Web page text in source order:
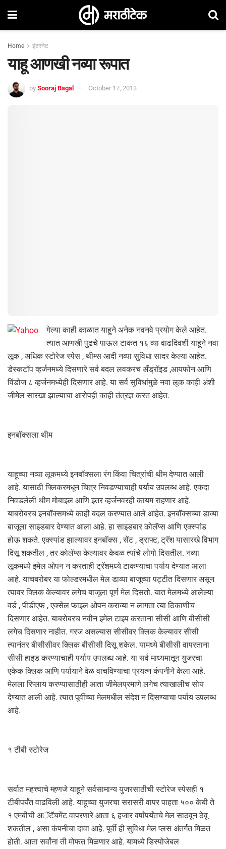
Home इंटरनेट
याहू आणखी नव्या रूपात
by Sooraj Bagal October 17, 2013
गेल्या काही काळात याहूने अनेक नवनवे प्रयोग केले आहेत.
त्यात आणखी पुढचे पाऊल टाकत १६ व्या वाढदिवशी याहूने नवा
लूक , अधिक स्टोरेज स्पेस , थीम्स आदी नव्या सुविधा सादर केल्या आहेत.
डेस्कटॉप व्हर्जनमध्ये दिसणारे सर्व बदल लवकरच अँड्रॉइड ,आयफोन आणि
विंडोज ८ व्हर्जनमध्येही दिसणार आहे. या सर्व सुविधांमुळे नवा लूक काही अंशी
जीमेल सारखा झाल्याचा आरोपही काही तंत्रज्ञ करत आहेत.
इनबॉक्सला थीम
याहूच्या नव्या लूकमध्ये इनबॉक्सला रंग किंवा चित्रांची थीम देण्यात आली
आहे. यासाठी फ्लिकरमधून चित्र निवडण्याचाही पर्याय उपलब्ध आहे. एकदा
निवडलेली थीम मोबाइल आणि इतर व्हर्जनवरही कायम राहणार आहे.
याबरोबरच इनबॉक्समध्ये काही बदल करण्यात आले आहेत. इनबॉक्सच्या डाव्या
बाजूला साइडबार देण्यात आला आहे. हा साइडबार कोलॅप्स आणि एक्स्पांड
होऊ शकते. एक्स्पांड झाल्यावर इनबॉक्स , सेंट , ड्राफ्ट, ट्रॅश यासारखे विभाग
दिसू शकतील , तर कोलॅप्स केल्यावर केवळ त्यांचे लोगो दिसतील. नव्या
लूकमध्ये इमेल ओपन न करताही ट्रॅशमध्ये टाकण्याचा पर्याय देण्यात आला
आहे. याचबरोबर या फोल्डरमधील मेल डाव्या बाजूच्या पट्टीत दिसणार असून
त्यावर क्लिक केल्यावर लगेच बाजूला पूर्ण मेल दिसतो. यात मेलमध्ये आलेल्या
वर्ड , पीडीएफ , एक्सेल फाइल ओपन कराव्या न लागता त्या ठिकाणीच
दिसणार आहेत. याबरोबरच नवीन इमेल टाइप करताना सीसी आणि बीसीसी
लगेच दिसणार नाहीत. गरज असल्यास सीसीवर क्लिक केल्यावर सीसी
त्यानंतर बीसीसीवर क्लिक बीसीसी दिसू शकेल. यामध्ये बीसीसी वापरताना
सीसी हाइड करण्याचाही पर्याय उपलब्ध आहे. या सर्व माध्यमातून युजरचा
एकेक क्लिक आणि पर्यायाने वेळ वाचविण्याचा प्रयत्न कंपनीने केला आहे.
मेलला रिप्लाय करण्यासाठीही आता जीमेलप्रमाणे लगेच त्याखालीच सोय
देण्यात आली आहे. त्यात पूर्वीच्या मेलमधील संदेश न दिसण्याचा पर्याय उपलब्ध
आहे.
१ टीबी स्टोरेज
सर्वात महत्त्वाचे म्हणजे याहूने सर्वसामान्य युजरसाठीची स्टोरेज स्पेसही १
टीबीपर्यंत वाढविली आहे. याहूच्या युजरचा सरासरी वापर पाहता ५०० केबी ते
१ एमबीची अॅटॅचमेंट वापरणारे आता ६ हजार वर्षांपर्यंतचे मेल साठवून ठेवू
शकतील , असा कंपनीचा दावा आहे. पूर्वी ही सुविधा मेल प्लस अंतर्गत मिळत
होती. आता सर्वांना ती मोफत मिळणार आहे. यामध्ये डिस्पोजेबल